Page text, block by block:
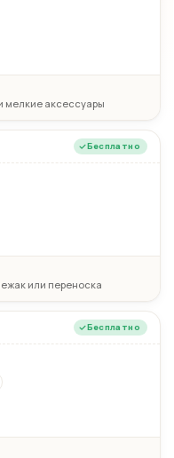
мелкие аксессуары
Бесплатно
или переноска
Бесплатно